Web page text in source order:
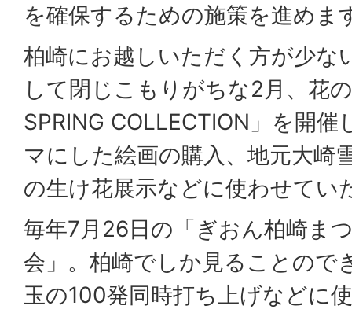
を確保するための施策を進めま
柏崎にお越しいただく方が少な
して閉じこもりがちな2月、花
SPRING COLLECTION」を開
マにした絵画の購入、地元大崎
の生け花展示などに使わせてい
毎年7月26日の「ぎおん柏崎ま
会」。柏崎でしか見ることので
玉の100発同時打ち上げなどに